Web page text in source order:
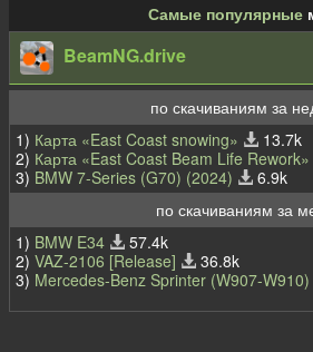
Самые популярные
BeamNG.drive
по скачиваниям за
1) Карта «East Coast snowing»
13.7k
2) Карта «East Coast Beam Life Rework»
3) BMW 7-Series (G70) (2024)
6.9k
по скачиваниям за
1) BMW E34
57.4k
2) VAZ-2106 [Release]
36.8k
3) Mercedes-Benz Sprinter (W907-